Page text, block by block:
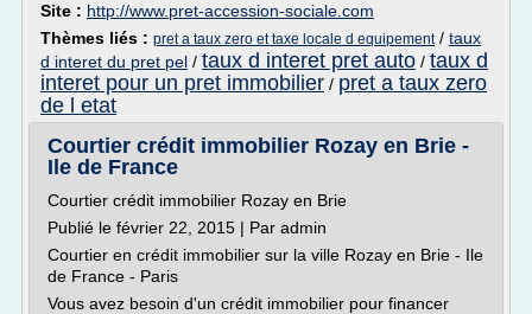
Site : http://www.pret-accession-sociale.com
Thèmes liés : pret a taux zero et taxe locale d equipement/ taux
d interet du pret pel / taux d interet pret auto / taux d
interet pour un pret immobilier / pret a taux zero
de l etat
Courtier crédit immobilier Rozay en Brie -
Ile de France
Courtier crédit immobilier Rozay en Brie
Publié le février 22, 2015 | Par admin
Courtier en crédit immobilier sur la ville Rozay en Brie - Ile
de France - Paris
Vous avez besoin d'un crédit immobilier pour financer